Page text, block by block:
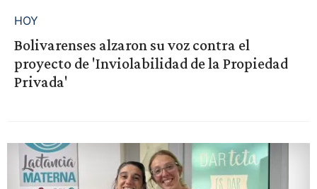
HOY
Bolivarenses alzaron su voz contra el
proyecto de 'Inviolabilidad de la Propiedad
Privada'